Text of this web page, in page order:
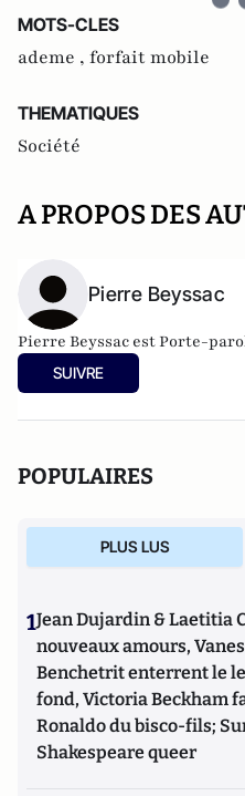
MOTS-CLES
ademe , forfait mobile
THEMATIQUES
Société
A PROPOS DES
Pierre Beyssac
Pierre Beyssac est Porte-
SUIVRE
POPULAIRES
PLUS LUS
1Jean Dujardin & Laetitia
nouveaux amours,
Benchetrit enterrent le
fond, Victoria Beckham
Ronaldo du bisco-fils;
Shakespeare queer